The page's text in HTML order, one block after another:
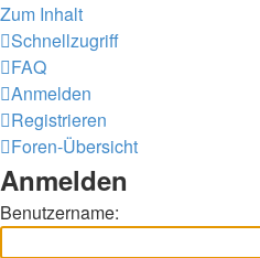
Zum Inhalt
Schnellzugriff
FAQ
Anmelden
Registrieren
Foren-Übersicht
Anmelden
Benutzername: